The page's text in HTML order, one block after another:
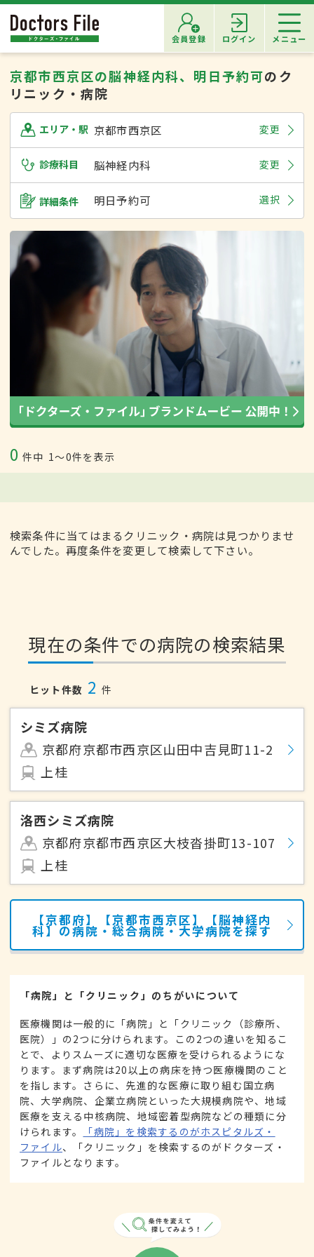
会員登録 ログイン メニュー
京都市西京区の脳神経内科、明日予約可のク
リニック・病院
エリア・駅 京都市西京区 変更
診療科目 脳神経内科 変更
詳細条件 明日予約可 選択
0 件中 1〜0件を表示
検索条件に当てはまるクリニック・病院は見つかりませ
んでした。再度条件を変更して検索して下さい。
現在の条件での病院の検索結果
ヒット件数 2 件
シミズ病院
京都府京都市西京区山田中吉見町11-2
上桂
洛西シミズ病院
京都府京都市西京区大枝沓掛町13-107
上桂
【京都府】【京都市西京区】【脳神経内
科】の病院・総合病院・大学病院を探す
「病院」と「クリニック」のちがいについて
医療機関は一般的に「病院」と「クリニック（診療所、
医院）」の2つに分けられます。この2つの違いを知るこ
とで、よりスムーズに適切な医療を受けられるようにな
ります。まず病院は20以上の病床を持つ医療機関のこと
を指します。さらに、先進的な医療に取り組む国立病
院、大学病院、企業立病院といった大規模病院や、地域
医療を支える中核病院、地域密着型病院などの種類に分
けられます。
「病院」を検索するのがホスピタルズ・
ファイル、「クリニック」を検索するのがドクターズ・
ファイルとなります。